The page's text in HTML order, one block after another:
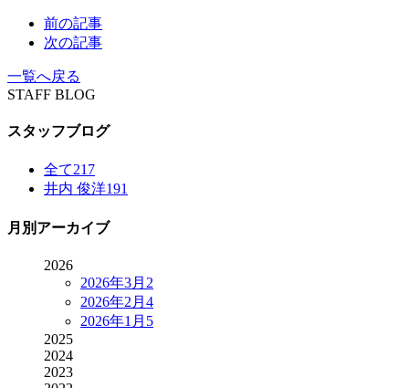
前の記事
次の記事
一覧へ戻る
STAFF BLOG
スタッフブログ
全て217
井内 俊洋191
月別アーカイブ
2026
2026年3月 2
2026年2月 4
2026年1月 5
2025
2024
2023